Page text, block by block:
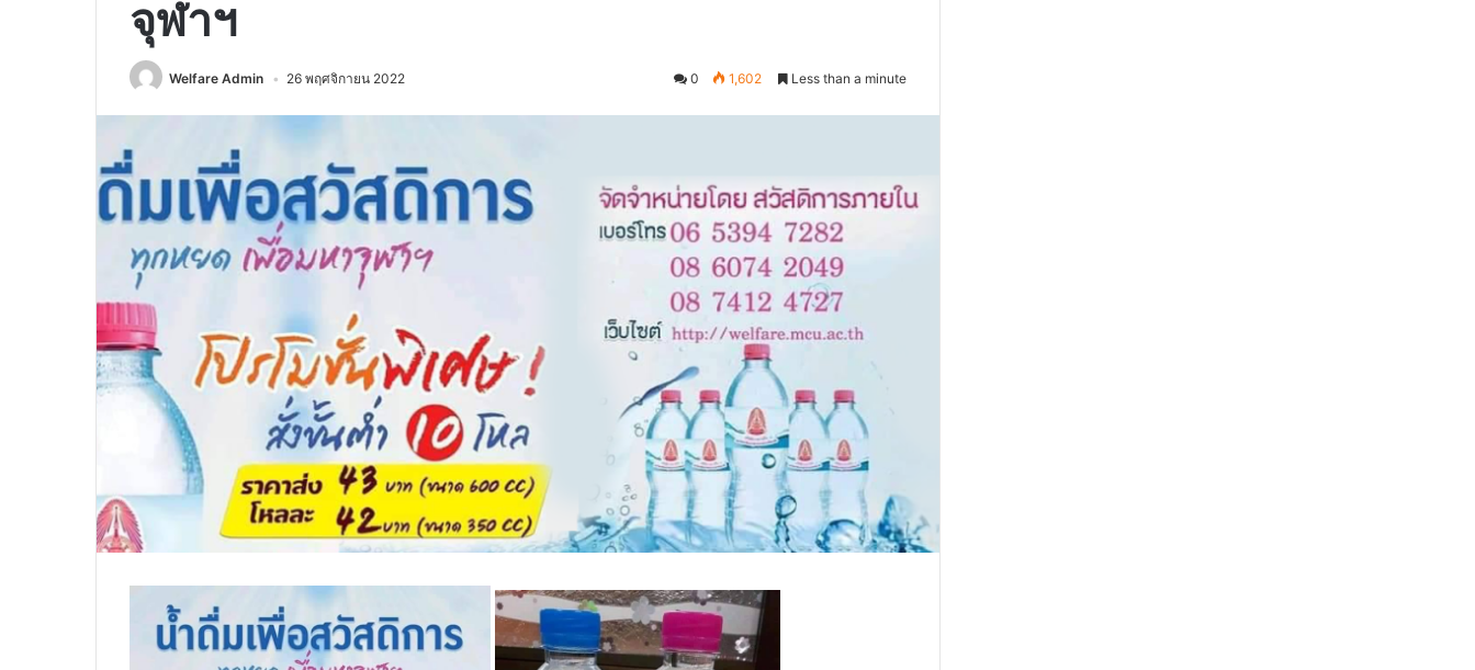
จุฬาฯ
Welfare Admin 26 พฤศจิกายน 2022 0 1,602 Less than a minute